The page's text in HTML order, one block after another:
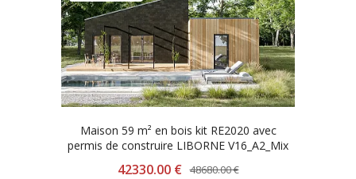
Maison 59 m² en bois kit RE2020 avec
permis de construire LIBORNE V16_A2_Mix
42330.00 € 48680.00 €